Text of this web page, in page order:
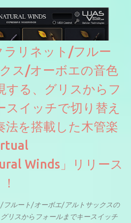
ラリネット/フルー
ス/オーボエの音色
する、グリスからフ
スイッチで切り替え
法を搭載した木管楽
Winds」リリース
/フルート/オーボエ/アルトサックスの
リスからフォールまでキースイッチ